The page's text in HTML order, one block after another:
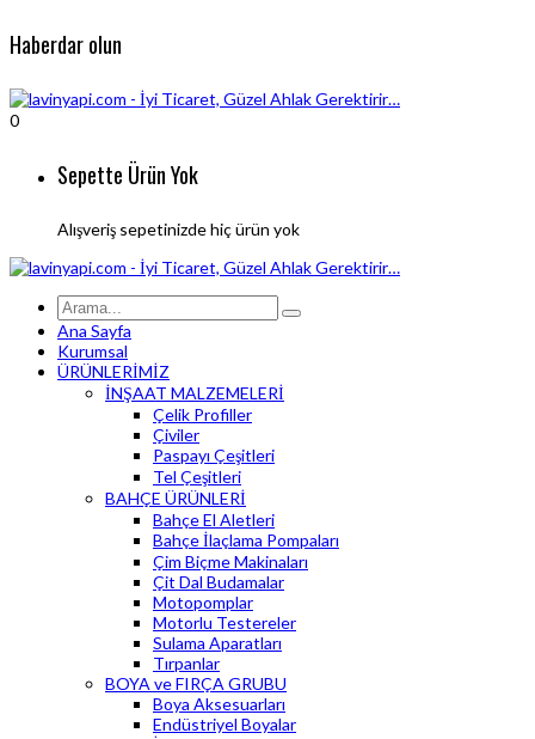
Haberdar olun
0
Sepette Ürün Yok
Alışveriş sepetinizde hiç ürün yok
Ana Sayfa
Kurumsal
ÜRÜNLERİMİZ
İNŞAAT MALZEMELERİ
Çelik Profiller
Çiviler
Paspayı Çeşitleri
Tel Çeşitleri
BAHÇE ÜRÜNLERİ
Bahçe El Aletleri
Bahçe İlaçlama Pompaları
Çim Biçme Makinaları
Çit Dal Budamalar
Motopomplar
Motorlu Testereler
Sulama Aparatları
Tırpanlar
BOYA ve FIRÇA GRUBU
Boya Aksesuarları
Endüstriyel Boyalar